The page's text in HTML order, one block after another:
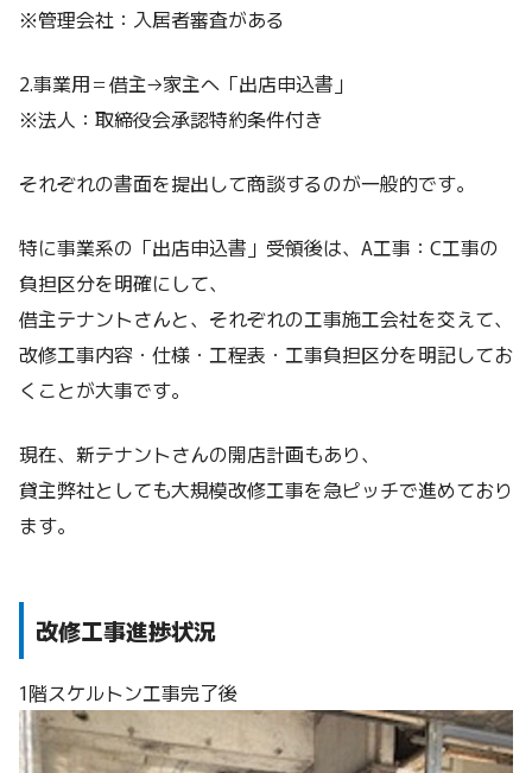
※管理会社：入居者審査がある
2.事業用＝借主→家主へ「出店申込書」
※法人：取締役会承認特約条件付き
それぞれの書面を提出して商談するのが一般的です。
特に事業系の「出店申込書」受領後は、A工事：C工事の
負担区分を明確にして、
借主テナントさんと、それぞれの工事施工会社を交えて、
改修工事内容・仕様・工程表・工事負担区分を明記してお
くことが大事です。
現在、新テナントさんの開店計画もあり、
貸主弊社としても大規模改修工事を急ピッチで進めており
ます。
改修工事進捗状況
1階スケルトン工事完了後